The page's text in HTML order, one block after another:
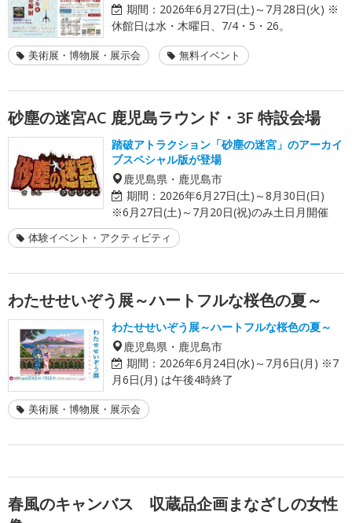
期間： 2026年6月27日(土)～7月28日(火) ※
休館日は水・木曜日、7/4・5・26。
美術展・博物展・展示会 無料イベント
砂塵の迷宮AC 鹿児島ラウンド・3F 特設会場
踏破アトラクション「砂塵の迷宮」のアーカイ
ブスペシャル版が登場
鹿児島県・鹿児島市
期間： 2026年6月27日(土)～8月30日(日)
※6月27日(土)～7月20日(祝)のみ土日月開催
体験イベント・アクティビティ
わたせせいぞう展～ハートフルな桜色の夏～
わたせせいぞう展～ハートフルな桜色の夏～
鹿児島県・鹿児島市
期間： 2026年6月24日(水)～7月6日(月) ※7
月6日(月) は午後4時終了
美術展・博物展・展示会
春風のキャンバス 収蔵品企画まなざしの女性